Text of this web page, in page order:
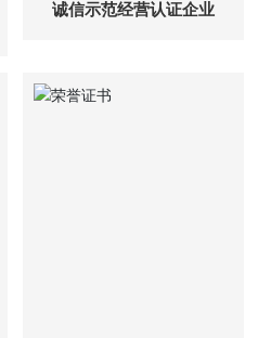
诚信示范经营认证企业